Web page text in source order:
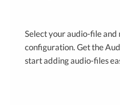
Select your audio-file and
configuration. Get the
start adding audio-files